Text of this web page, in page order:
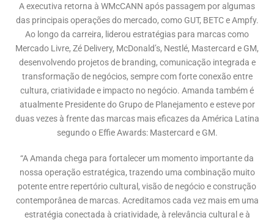
A executiva retorna à WMcCANN após passagem por algumas
das principais operações do mercado, como GUT, BETC e Ampfy.
Ao longo da carreira, liderou estratégias para marcas como
Mercado Livre, Zé Delivery, McDonald’s, Nestlé, Mastercard e GM,
desenvolvendo projetos de branding, comunicação integrada e
transformação de negócios, sempre com forte conexão entre
cultura, criatividade e impacto no negócio. Amanda também é
atualmente Presidente do Grupo de Planejamento e esteve por
duas vezes à frente das marcas mais eficazes da América Latina
segundo o Effie Awards: Mastercard e GM.
“A Amanda chega para fortalecer um momento importante da
nossa operação estratégica, trazendo uma combinação muito
potente entre repertório cultural, visão de negócio e construção
contemporânea de marcas. Acreditamos cada vez mais em uma
estratégia conectada à criatividade, à relevância cultural e à